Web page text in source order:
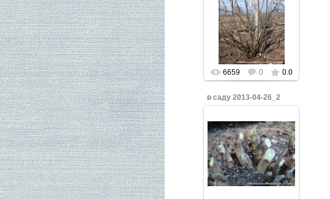
Нажмите, чтобы
увеличить.
6659 0 0.0
в саду 2013-04-26_2
Нажмите, чтобы
увеличить.